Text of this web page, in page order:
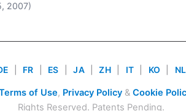
2007)
FR ES JA ZH IT KO NL
of Use, Privacy Policy& Cookie
Rights Reserved. Patents Pending.